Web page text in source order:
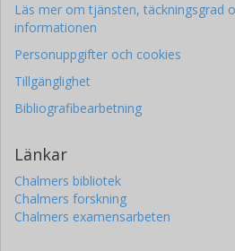
Läs mer om tjänsten, täckningsgrad
informationen
Personuppgifter och cookies
Tillgänglighet
Bibliografibearbetning
Länkar
Chalmers bibliotek
Chalmers forskning
Chalmers examensarbeten